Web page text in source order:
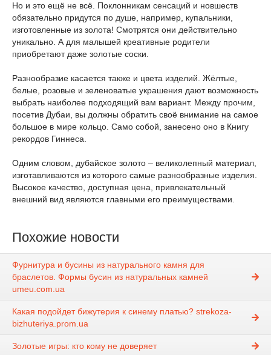
Но и это ещё не всё. Поклонникам сенсаций и новшеств
обязательно придутся по душе, например, купальники,
изготовленные из золота! Смотрятся они действительно
уникально. А для малышей креативные родители
приобретают даже золотые соски.
Разнообразие касается также и цвета изделий. Жёлтые,
белые, розовые и зеленоватые украшения дают возможность
выбрать наиболее подходящий вам вариант. Между прочим,
посетив Дубаи, вы должны обратить своё внимание на самое
большое в мире кольцо. Само собой, занесено оно в Книгу
рекордов Гиннеса.
Одним словом, дубайское золото – великолепный материал,
изготавливаются из которого самые разнообразные изделия.
Высокое качество, доступная цена, привлекательный
внешний вид являются главными его преимуществами.
Похожие новости
Фурнитура и бусины из натурального камня для
браслетов. Формы бусин из натуральных камней
umeu.com.ua
Какая подойдет бижутерия к синему платью? strekoza-
bizhuteriya.prom.ua
Золотые игры: кто кому не доверяет